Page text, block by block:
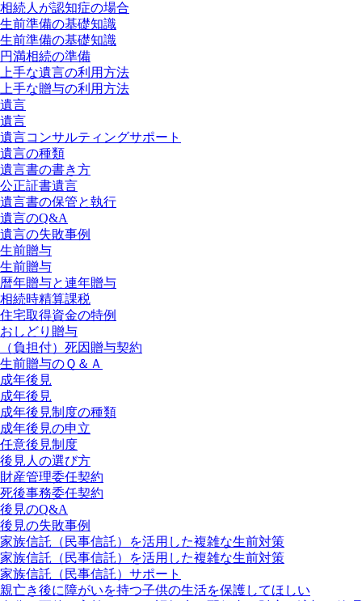
相続人が認知症の場合
生前準備の基礎知識
生前準備の基礎知識
円満相続の準備
上手な遺言の利用方法
上手な贈与の利用方法
遺言
遺言
遺言コンサルティングサポート
遺言の種類
遺言書の書き方
公正証書遺言
遺言書の保管と執行
遺言のQ&A
遺言の失敗事例
生前贈与
生前贈与
暦年贈与と連年贈与
相続時精算課税
住宅取得資金の特例
おしどり贈与
（負担付）死因贈与契約
生前贈与のＱ＆Ａ
成年後見
成年後見
成年後見制度の種類
成年後見の申立
任意後見制度
後見人の選び方
財産管理委任契約
死後事務委任契約
後見のQ&A
後見の失敗事例
家族信託（民事信託）を活用した複雑な生前対策
家族信託（民事信託）を活用した複雑な生前対策
家族信託（民事信託）サポート
親亡き後に障がいを持つ子供の生活を保護してほしい